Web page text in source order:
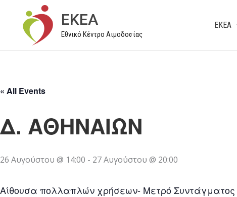
περιεχόμενο
EKEA
Εθνικό Κέντρο Αιμοδοσίας
ΕΚΕΑ
« All Events
Δ. ΑΘΗΝΑΙΩΝ
26 Αυγούστου @ 14:00 - 27 Αυγούστου @ 20:00
Αίθουσα πολλαπλών χρήσεων- Μετρό Συντάγματος